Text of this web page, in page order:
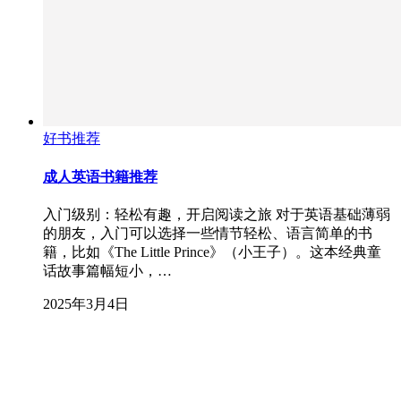
好书推荐
成人英语书籍推荐
入门级别：轻松有趣，开启阅读之旅 对于英语基础薄弱
的朋友，入门可以选择一些情节轻松、语言简单的书
籍，比如《The Little Prince》（小王子）。这本经典童
话故事篇幅短小，…
2025年3月4日